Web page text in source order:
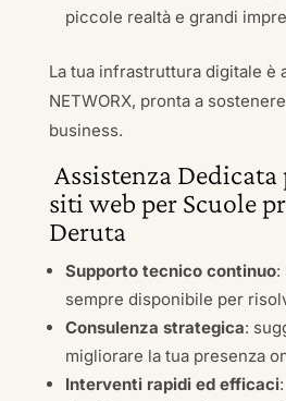
piccole realtà e grandi
La tua infrastruttura digitale è
NETWORX, pronta a
business.
Assistenza Dedicata
siti web per Scuole
Deruta
Supporto tecnico continuo:
sempre disponibile per
Consulenza strategica:
migliorare la tua presenza
Interventi rapidi ed efficaci